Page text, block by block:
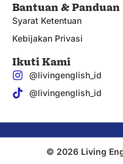
Bantuan & Panduan
Syarat Ketentuan
Kebijakan Privasi
Ikuti Kami
@livingenglish_id
@livingenglish_id
© 2026 Living